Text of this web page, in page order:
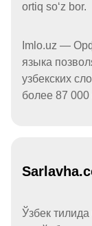
ortiq soʻz bor.
Imlo.uz —
языка
узбекских
более 87 000
Ўзбек